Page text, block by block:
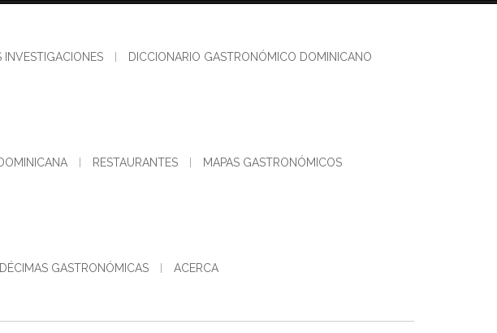
INVESTIGACIONES DICCIONARIO GASTRONÓMICO DOMINICANO
RESTAURANTES MAPAS GASTRONÓMICOS
DÉCIMAS GASTRONÓMICAS ACERCA